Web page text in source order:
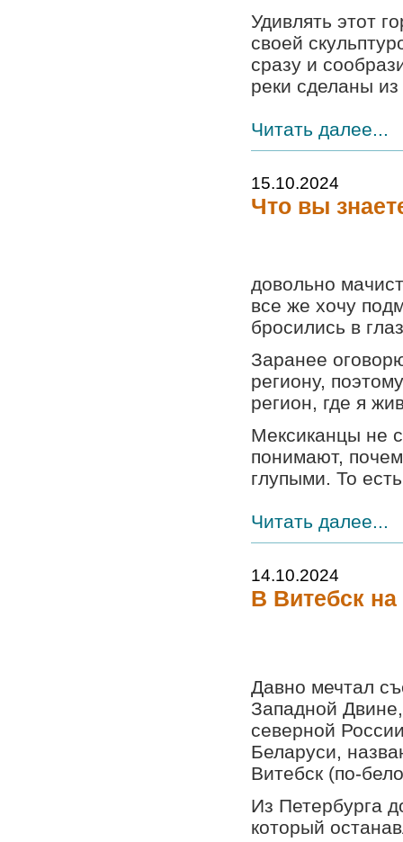
Удивлять этот
своей
сразу и
реки сделаны
Читать далее...
15.10.2024
Что вы
довольно
все же хочу
бросились в
Заранее
региону,
регион, где я
Мексиканцы не
понимают,
глупыми. То
Читать далее...
14.10.2024
В Витебск
Давно мечтал
Западной
северной
Беларуси,
Витебск (по-
Из Петербурга
который